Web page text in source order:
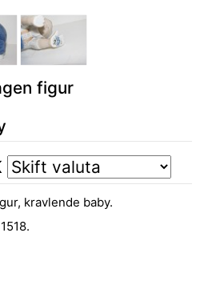
figur
kravlende baby.